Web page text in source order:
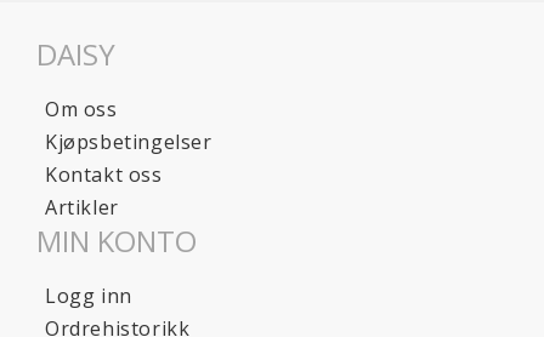
DAISY
Om oss
Kjøpsbetingelser
Kontakt oss
Artikler
MIN KONTO
Logg inn
Ordrehistorikk